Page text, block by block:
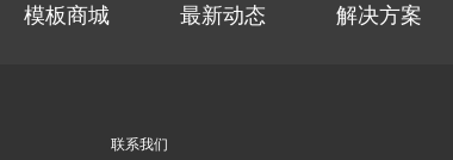
模板商城 最新动态 解决方案
联系我们